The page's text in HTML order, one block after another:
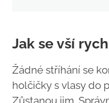
Jak se vší
Žádné stříhání se
holčičky s vlasy do